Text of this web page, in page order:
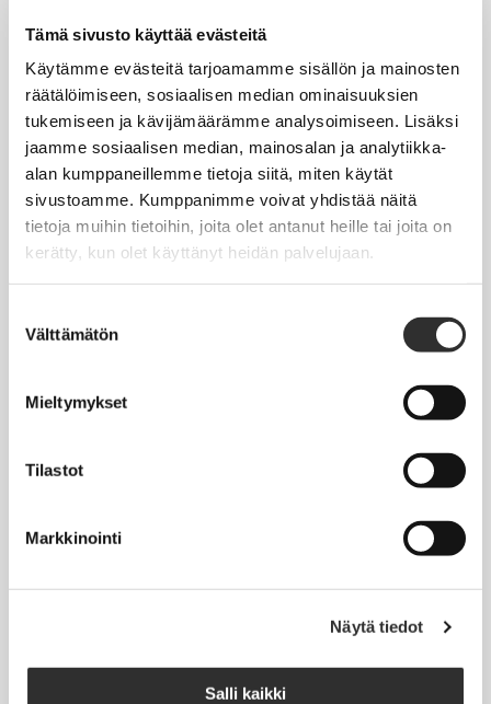
Tämä sivusto käyttää evästeitä
Käytämme evästeitä tarjoamamme sisällön ja mainosten
räätälöimiseen, sosiaalisen median ominaisuuksien
tukemiseen ja kävijämäärämme analysoimiseen. Lisäksi
jaamme sosiaalisen median, mainosalan ja analytiikka-
alan kumppaneillemme tietoja siitä, miten käytät
sivustoamme. Kumppanimme voivat yhdistää näitä
tietoja muihin tietoihin, joita olet antanut heille tai joita on
kerätty, kun olet käyttänyt heidän palvelujaan.
valinta
Välttämätön
Mieltymykset
Tilastot
Markkinointi
Näytä tiedot
Salli kaikki
Henkilöjäsenyys
Liittojäsenyys
Jäsenmaksujen työnantajaperintä
Jäsentietojen päivittäminen
Matkalaskut
AJANKOHTAISTA